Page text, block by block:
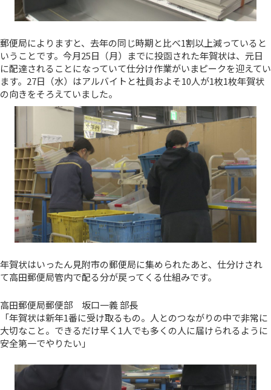
郵便局によりますと、去年の同じ時期と比べ1割以上減っていると
いうことです。今月25日（月）までに投函された年賀状は、元日
に配達されることになっていて仕分け作業がいまピークを迎えてい
ます。27日（水）はアルバイトと社員およそ10人が1枚1枚年賀状
の向きをそろえていました。
年賀状はいったん見附市の郵便局に集められたあと、仕分けされ
て高田郵便局管内で配る分が戻ってくる仕組みです。
高田郵便局郵便部 坂口一義 部長
「年賀状は新年1番に受け取るもの。人とのつながりの中で非常に
大切なこと。できるだけ早く1人でも多くの人に届けられるように
安全第一でやりたい」